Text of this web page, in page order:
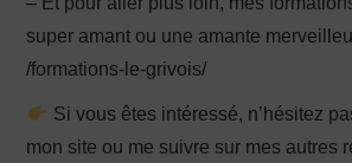
super amant ou une amante
/formations-le-grivois/
Si vous êtes intéressé, n’hésitez
mon site ou me suivre sur mes autres